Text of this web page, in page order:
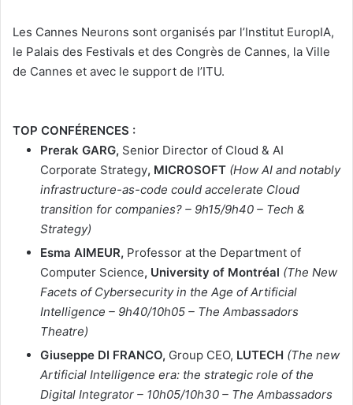
Les Cannes Neurons sont organisés par l’Institut EuropIA,
le Palais des Festivals et des Congrès de Cannes, la Ville
de Cannes et avec le support de l’ITU.
TOP CONFÉRENCES :
Prerak GARG, Senior Director of Cloud & AI
Corporate Strategy, MICROSOFT (How AI and notably
infrastructure-as-code could accelerate Cloud
transition for companies? – 9h15/9h40 – Tech &
Strategy)
Esma AIMEUR, Professor at the Department of
Computer Science, University of Montréal (The New
Facets of Cybersecurity in the Age of Artificial
Intelligence – 9h40/10h05 – The Ambassadors
Theatre)
Giuseppe DI FRANCO, Group CEO, LUTECH (The new
Artificial Intelligence era: the strategic role of the
Digital Integrator – 10h05/10h30 – The Ambassadors